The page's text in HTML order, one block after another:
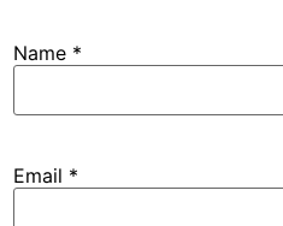
Name *
Email *